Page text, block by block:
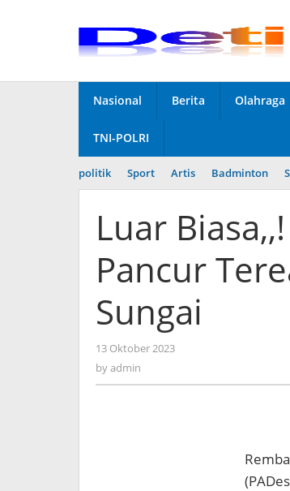
Nasional Berita Olahraga
TNI-POLRI
politik Sport Artis Badminton
Luar
Pancur
Sungai
13 Oktober 2023
byadmin